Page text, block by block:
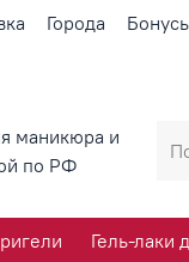
Города
маникюра и
по РФ
Гель-лаки